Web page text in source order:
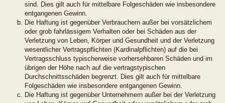
sind. Dies gilt auch für mittelbare Folgeschäden wie insbesondere
entgangenen Gewinn.
Die Haftung ist gegenüber Verbrauchern außer bei vorsätzlichem
oder grob fahrlässigem Verhalten oder bei Schäden aus der
Verletzung von Leben, Körper und Gesundheit und der Verletzung
wesentlicher Vertragspflichten (Kardinalpflichten) auf die bei
Vertragsschluss typischerweise vorhersehbaren Schäden und im
übrigen der Höhe nach auf die vertragstypischen
Durchschnittsschäden begrenzt. Dies gilt auch für mittelbare
Folgeschäden wie insbesondere entgangenen Gewinn.
Die Haftung ist gegenüber Unternehmern außer bei der Verletzung